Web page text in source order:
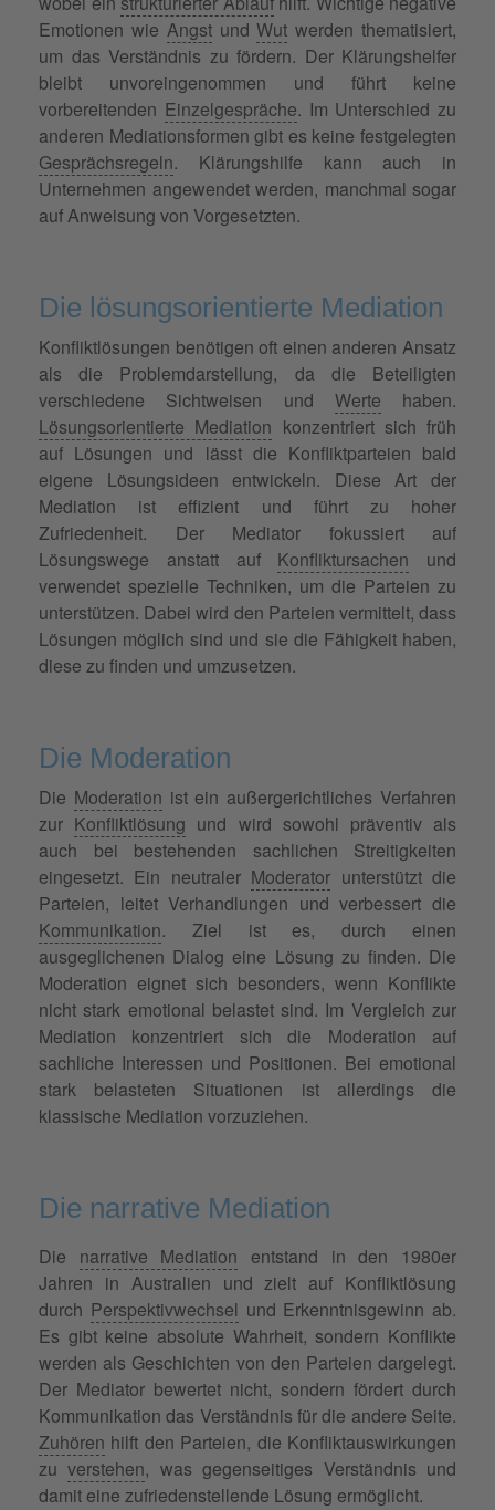
Emotionen wie AngstundWut werden thematisiert,
um das Verständnis zu fördern. Der Klärungshelfer
bleibt unvoreingenommen und führt keine
vorbereitenden Einzelgespräche. Im Unterschied zu
anderen Mediationsformen gibt es keine festgelegten
Gesprächsregeln. Klärungshilfe kann auch in
Unternehmen angewendet werden, manchmal sogar
auf Anweisung von Vorgesetzten.
Die lösungsorientierte Mediation
Konfliktlösungen benötigen oft einen anderen Ansatz
als die Problemdarstellung, da die Beteiligten
verschiedene Sichtweisen und Werte haben.
Lösungsorientierte Mediation konzentriert sich früh
auf Lösungen und lässt die Konfliktparteien bald
eigene Lösungsideen entwickeln. Diese Art der
Mediation ist effizient und führt zu hoher
Zufriedenheit. Der Mediator fokussiert auf
Lösungswege anstatt auf Konfliktursachen und
verwendet spezielle Techniken, um die Parteien zu
unterstützen. Dabei wird den Parteien vermittelt, dass
Lösungen möglich sind und sie die Fähigkeit haben,
diese zu finden und umzusetzen.
Die Moderation
Die Moderation ist ein außergerichtliches Verfahren
zur Konfliktlösung und wird sowohl präventiv als
auch bei bestehenden sachlichen Streitigkeiten
eingesetzt. Ein neutraler Moderator unterstützt die
Parteien, leitet Verhandlungen und verbessert die
Kommunikation. Ziel ist es, durch einen
ausgeglichenen Dialog eine Lösung zu finden. Die
Moderation eignet sich besonders, wenn Konflikte
nicht stark emotional belastet sind. Im Vergleich zur
Mediation konzentriert sich die Moderation auf
sachliche Interessen und Positionen. Bei emotional
stark belasteten Situationen ist allerdings die
klassische Mediation vorzuziehen.
Die narrative Mediation
Die narrative Mediation entstand in den 1980er
Jahren in Australien und zielt auf Konfliktlösung
durch Perspektivwechsel und Erkenntnisgewinn ab.
Es gibt keine absolute Wahrheit, sondern Konflikte
werden als Geschichten von den Parteien dargelegt.
Der Mediator bewertet nicht, sondern fördert durch
Kommunikation das Verständnis für die andere Seite.
Zuhören hilft den Parteien, die Konfliktauswirkungen
zuverstehen, was gegenseitiges Verständnis und
damit eine zufriedenstellende Lösung ermöglicht.